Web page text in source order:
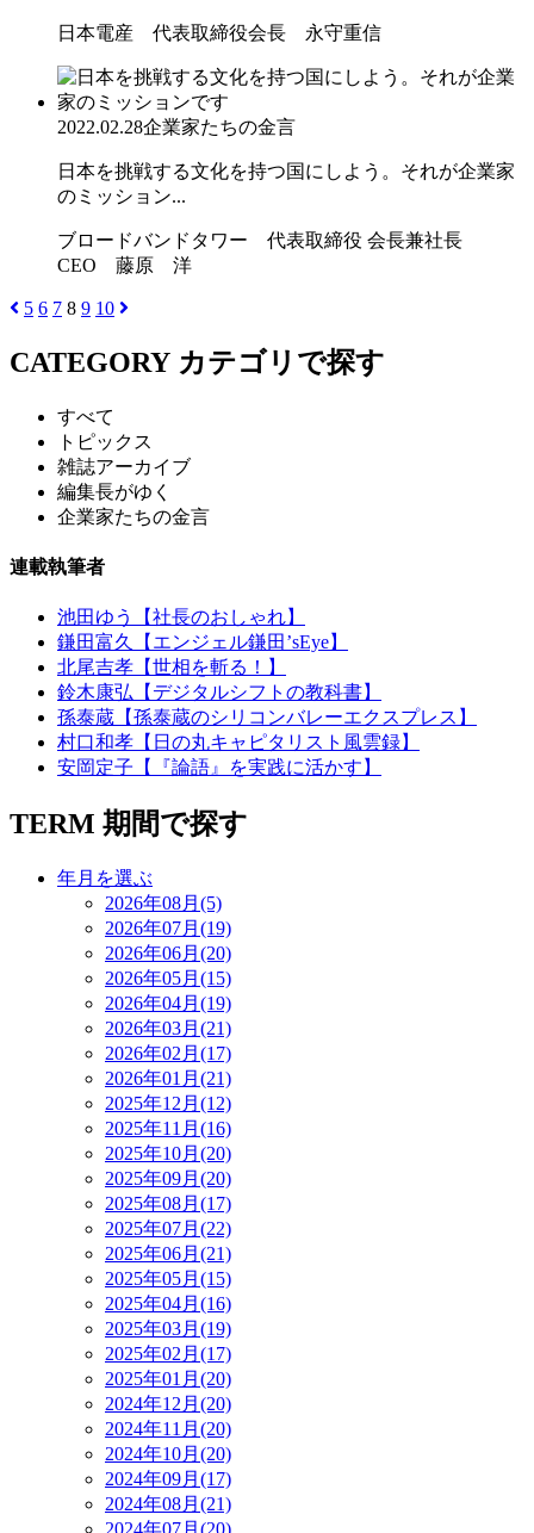
日本電産 代表取締役会長 永守重信
2022.02.28企業家たちの金言
日本を挑戦する文化を持つ国にしよう。それが企業家
のミッション...
ブロードバンドタワー 代表取締役 会長兼社長
CEO 藤原 洋
5 6 7 8 9 10
CATEGORY カテゴリで探す
すべて
トピックス
雑誌アーカイブ
編集長がゆく
企業家たちの金言
連載執筆者
池田ゆう【社長のおしゃれ】
鎌田富久【エンジェル鎌田’sEye】
北尾吉孝【世相を斬る！】
鈴木康弘【デジタルシフトの教科書】
孫泰蔵【孫泰蔵のシリコンバレーエクスプレス】
村口和孝【日の丸キャピタリスト風雲録】
安岡定子【『論語』を実践に活かす】
TERM 期間で探す
年月を選ぶ
2026年08月(5)
2026年07月(19)
2026年06月(20)
2026年05月(15)
2026年04月(19)
2026年03月(21)
2026年02月(17)
2026年01月(21)
2025年12月(12)
2025年11月(16)
2025年10月(20)
2025年09月(20)
2025年08月(17)
2025年07月(22)
2025年06月(21)
2025年05月(15)
2025年04月(16)
2025年03月(19)
2025年02月(17)
2025年01月(20)
2024年12月(20)
2024年11月(20)
2024年10月(20)
2024年09月(17)
2024年08月(21)
2024年07月(20)